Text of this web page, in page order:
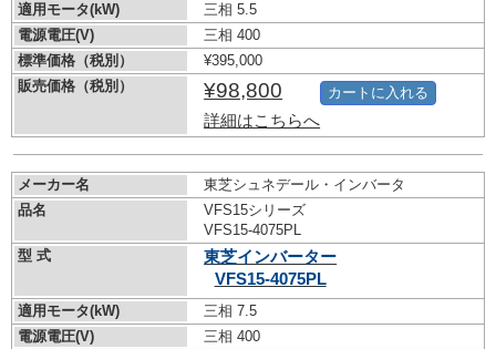
適用モータ(kW)
三相 5.5
電源電圧(V)
三相 400
標準価格（税別）
¥395,000
販売価格（税別）
¥98,800
詳細はこちらへ
カートに入れる
メーカー名
東芝シュネデール・インバータ
品名
VFS15シリーズ
VFS15-4075PL
型 式
東芝インバーター
VFS15-4075PL
適用モータ(kW)
三相 7.5
電源電圧(V)
三相 400